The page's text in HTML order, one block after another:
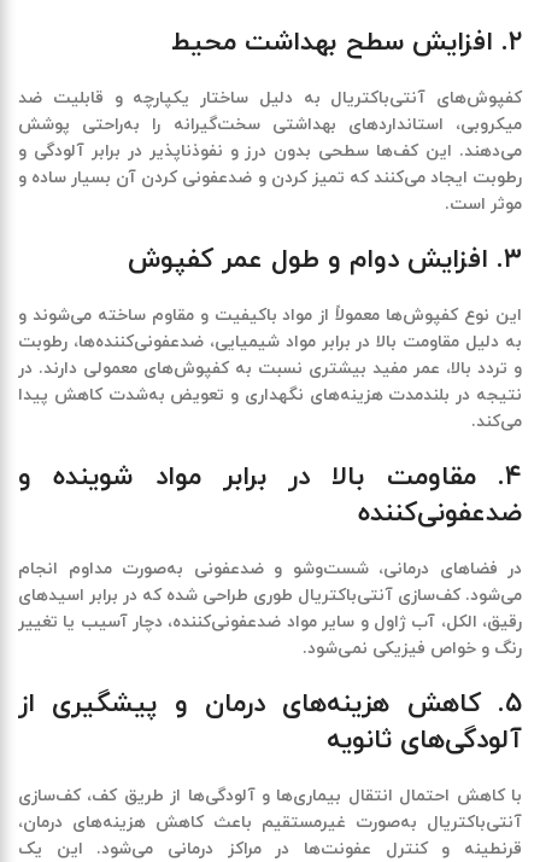
۲. افزایش سطح بهداشت محیط
کفپوش‌های آنتی‌باکتریال به دلیل ساختار یکپارچه و قابلیت ضد
میکروبی، استانداردهای بهداشتی سخت‌گیرانه را به‌راحتی پوشش
می‌دهند. این کف‌ها سطحی بدون درز و نفوذناپذیر در برابر آلودگی و
رطوبت ایجاد می‌کنند که تمیز کردن و ضدعفونی کردن آن بسیار ساده و
موثر است.
۳. افزایش دوام و طول عمر کفپوش
این نوع کفپوش‌ها معمولاً از مواد باکیفیت و مقاوم ساخته می‌شوند و
به دلیل مقاومت بالا در برابر مواد شیمیایی، ضدعفونی‌کننده‌ها، رطوبت
و تردد بالا، عمر مفید بیشتری نسبت به کفپوش‌های معمولی دارند. در
نتیجه در بلندمدت هزینه‌های نگهداری و تعویض به‌شدت کاهش پیدا
می‌کند.
۴. مقاومت بالا در برابر مواد شوینده و
ضدعفونی‌کننده
در فضاهای درمانی، شست‌وشو و ضدعفونی به‌صورت مداوم انجام
می‌شود. کف‌سازی آنتی‌باکتریال طوری طراحی شده که در برابر اسیدهای
رقیق، الکل، آب ژاول و سایر مواد ضدعفونی‌کننده، دچار آسیب یا تغییر
رنگ و خواص فیزیکی نمی‌شود.
۵. کاهش هزینه‌های درمان و پیشگیری از
آلودگی‌های ثانویه
با کاهش احتمال انتقال بیماری‌ها و آلودگی‌ها از طریق کف،کف‌سازی
آنتی‌باکتریال به‌صورت غیرمستقیم باعث کاهش هزینه‌های درمان،
قرنطینه و کنترل عفونت‌ها در مراکز درمانی می‌شود. این یک